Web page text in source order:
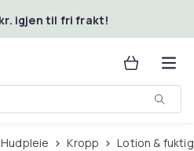
igjen til fri frakt!
Hudpleie Kropp Lotion &